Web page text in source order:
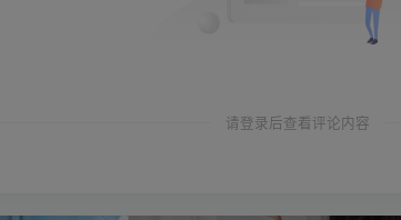
请登录后查看评论内容